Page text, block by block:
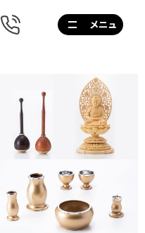
0120-
267-
10:00~17:00/
土
も
営
業